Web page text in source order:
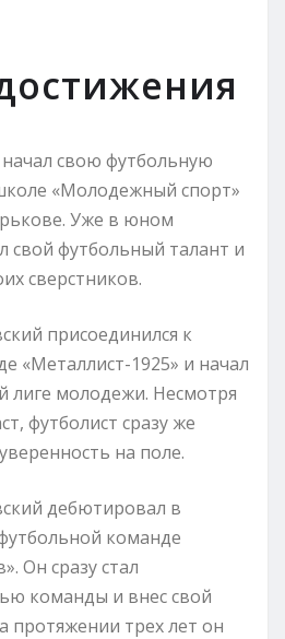
свою футбольную
«Молодежный спорт»
Уже в юном
свой футбольный талант и
сверстников.
присоединился к
«Металлист-1925» и начал
лиге молодежи. Несмотря
футболист сразу же
на поле.
дебютировал в
команде
Он сразу стал
команды и внес свой
протяжении трех лет он